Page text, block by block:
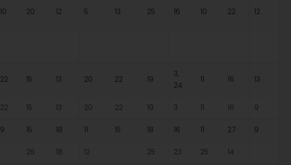
10 20 12 5 13 25 16 10 22 12
22 15 13 20 22 19
3,
24
11 16 13
22 15 13 20 22 19 3 11 16 9
9 15 18 11 15 18 16 11 27 9
26 18 12 25 23 25 14